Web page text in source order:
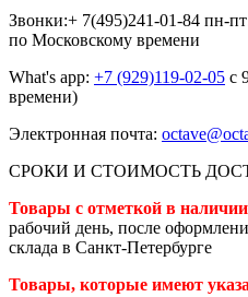
Звонки:+ 7(495)241-01-84 пн-
по Московскому времени
What's app: +7 (929)119-02-05 с
времени)
Электронная почта:
СРОКИ И СТОИМОСТЬ
Товары с отметкой в наличии
рабочий день, после
склада в Санкт-Петербурге
Товары, которые имеют